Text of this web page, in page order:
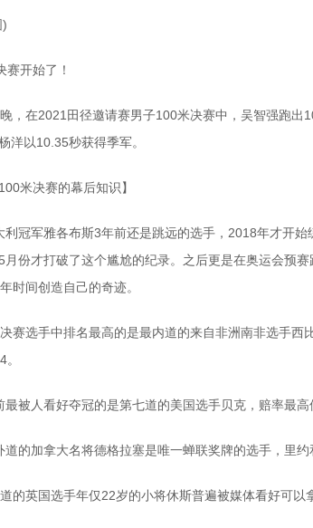
)
赛开始了！
，在2021田径邀请赛男子100米决赛中，吴智强跑
洋以10.35秒获得季军。
米决赛的幕后知识】
利冠军雅各布斯3年前还是跳远的选手，2018年才开
月份才打破了这个尴尬的纪录。之后更是在奥运会预
时间创造自己的奇迹。
赛选手中排名最高的是最内道的来自非洲南非选手西
最被人看好夺冠的是第七道的美国选手贝克，赔率最高
道的加拿大名将德格拉塞是唯一蝉联奖牌的选手，里约
的英国选手年仅22岁的小将休斯普遍被媒体看好可以